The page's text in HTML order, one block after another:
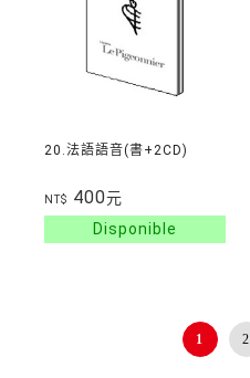
20.法語語音(書+2CD)
NT$ 400元
1 2